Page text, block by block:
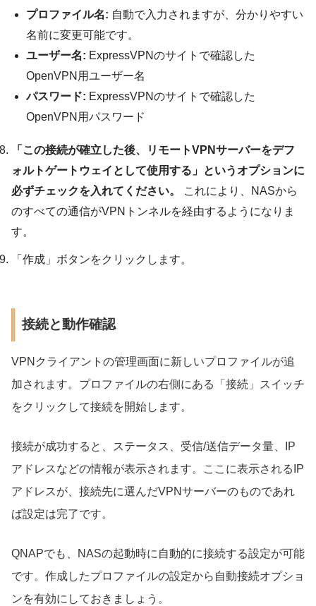
プロファイル名: 自動で入力されますが、分かりやすい
名前に変更可能です。
ユーザー名: ExpressVPNのサイトで確認した
OpenVPN用ユーザー名
パスワード: ExpressVPNのサイトで確認した
OpenVPN用パスワード
「この接続が確立した後、リモートVPNサーバーをデフ
ォルトゲートウェイとして使用する」というオプションに
必ずチェックを入れてください。
これにより、NASから
のすべての通信がVPNトンネルを経由するようになりま
す。
「作成」ボタンをクリックします。
接続と動作確認
VPNクライアントの管理画面に新しいプロファイルが追
加されます。プロファイルの右側にある「接続」スイッチ
をクリックして接続を開始します。
接続が成功すると、ステータス、受信/送信データ量、IP
アドレスなどの情報が表示されます。ここに表示されるIP
アドレスが、接続先に選んだVPNサーバーのものであれ
ば設定は完了です。
QNAPでも、NASの起動時に自動的に接続する設定が可能
です。作成したプロファイルの設定から自動接続オプショ
ンを有効にしておきましょう。